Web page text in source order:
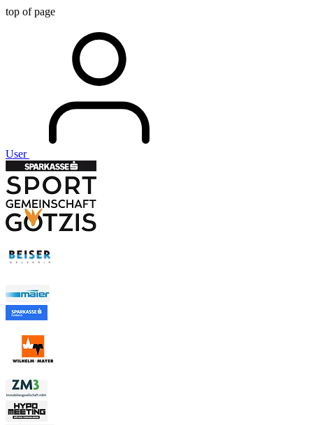
top of page
User